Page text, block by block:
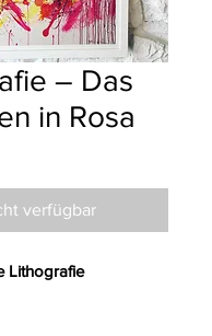
– Das
in Rosa
verfügbar
Lithografie